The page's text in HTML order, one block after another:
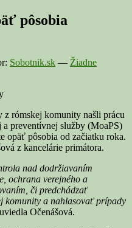
pôsobia
Sobotnik.sk — Žiadne
rómskej komunity našli prácu
preventívnej služby (MoaPS)
opäť pôsobia od začiatku roka.
z kancelárie primátora.
nad dodržiavaním
ochrana verejného a
či predchádzať
komunity a nahlasovať prípady
uviedla Očenášová.